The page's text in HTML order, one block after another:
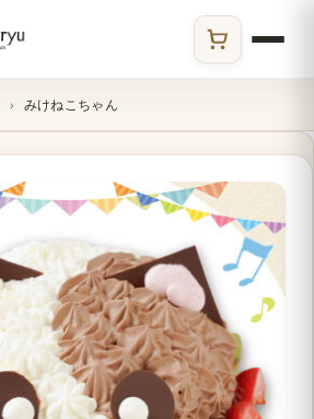
ECサイト
みけねこちゃん